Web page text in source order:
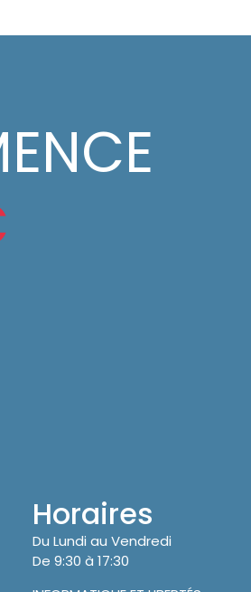
Horaires
Du Lundi au Vendredi
De 9:30 à 17:30